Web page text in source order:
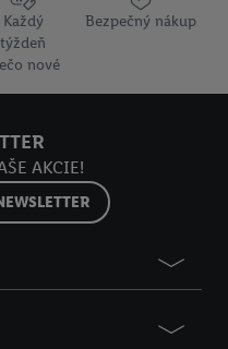
Každý
týždeň
nové
Bezpečný nákup
AKCIE!